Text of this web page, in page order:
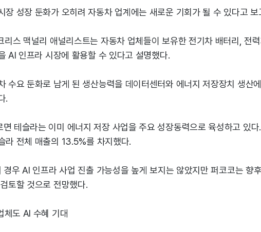
장 성장 둔화가 오히려 자동차 업계에는 새로운 기회가 될 수 있다고 보
리스 맥널리 애널리스트는 자동차 업체들이 보유한 전기차 배터리, 전
AI 인프라 시장에 활용할 수 있다고 설명했다.
수요 둔화로 남게 된 생산능력을 데이터센터와 에너지 저장장치 생산
.
면 테슬라는 이미 에너지 저장 사업을 주요 성장동력으로 육성하고 있다
라 전체 매출의 13.5%를 차지했다.
경우 AI 인프라 사업 진출 가능성을 높게 보지는 않았지만 퍼코코는 향
토할 것으로 전망했다.
도 AI 수혜 기대